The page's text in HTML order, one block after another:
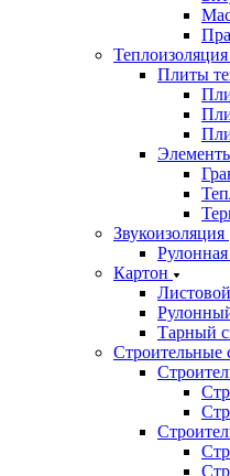
Теплоизоляция
Плиты
Звукоизоляция
Картон
Тарный
Строительные